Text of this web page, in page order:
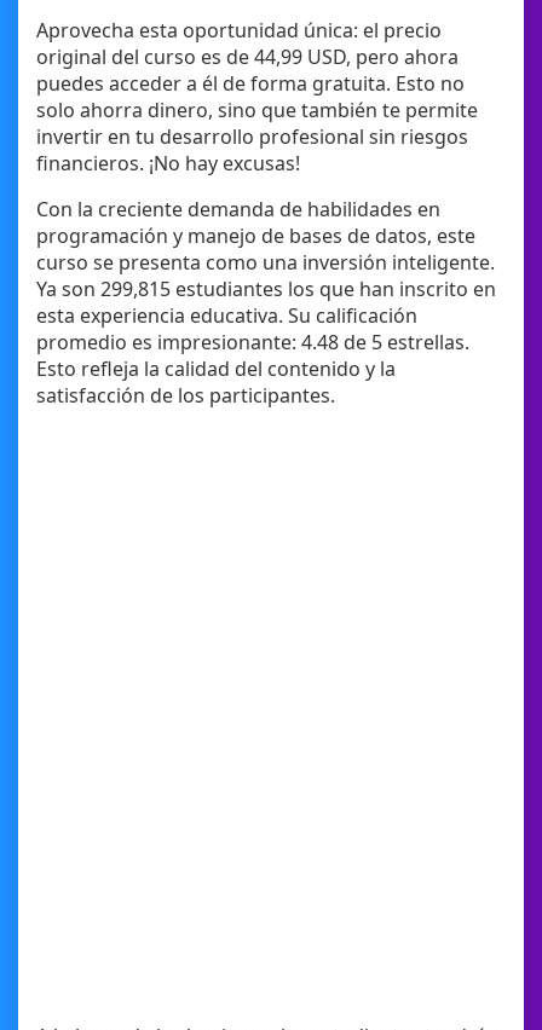
Aprovecha esta oportunidad única: el precio
original del curso es de 44,99 USD, pero ahora
puedes acceder a él de forma gratuita. Esto no
solo ahorra dinero, sino que también te permite
invertir en tu desarrollo profesional sin riesgos
financieros. ¡No hay excusas!
Con la creciente demanda de habilidades en
programación y manejo de bases de datos, este
curso se presenta como una inversión inteligente.
Ya son 299,815 estudiantes los que han inscrito en
esta experiencia educativa. Su calificación
promedio es impresionante: 4.48 de 5 estrellas.
Esto refleja la calidad del contenido y la
satisfacción de los participantes.